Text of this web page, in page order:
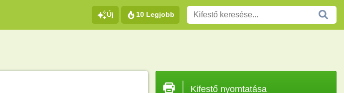
Új 10 Legjobb
Kifestő nyomtatása